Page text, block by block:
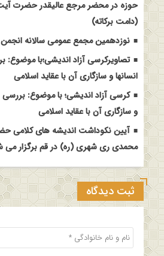
حوزه در محضر مرجع عالیقدر حضرت
(دامت برکاته)
نوزدهمین مجمع عمومی سالانه
تصاویرکرسی آزاد اندیشی؛با موضوع:
انسانها و سازگاری آن با عقاید اسلامی
کرسی آزاد اندیشی؛ با موضوع: بررسی
و سازگاری آن با عقاید اسلامی
آیین نکوداشت اندیشه های کلامی
محمدی ری شهری (ره) در قم برگزار می
ثبت دیدگاه